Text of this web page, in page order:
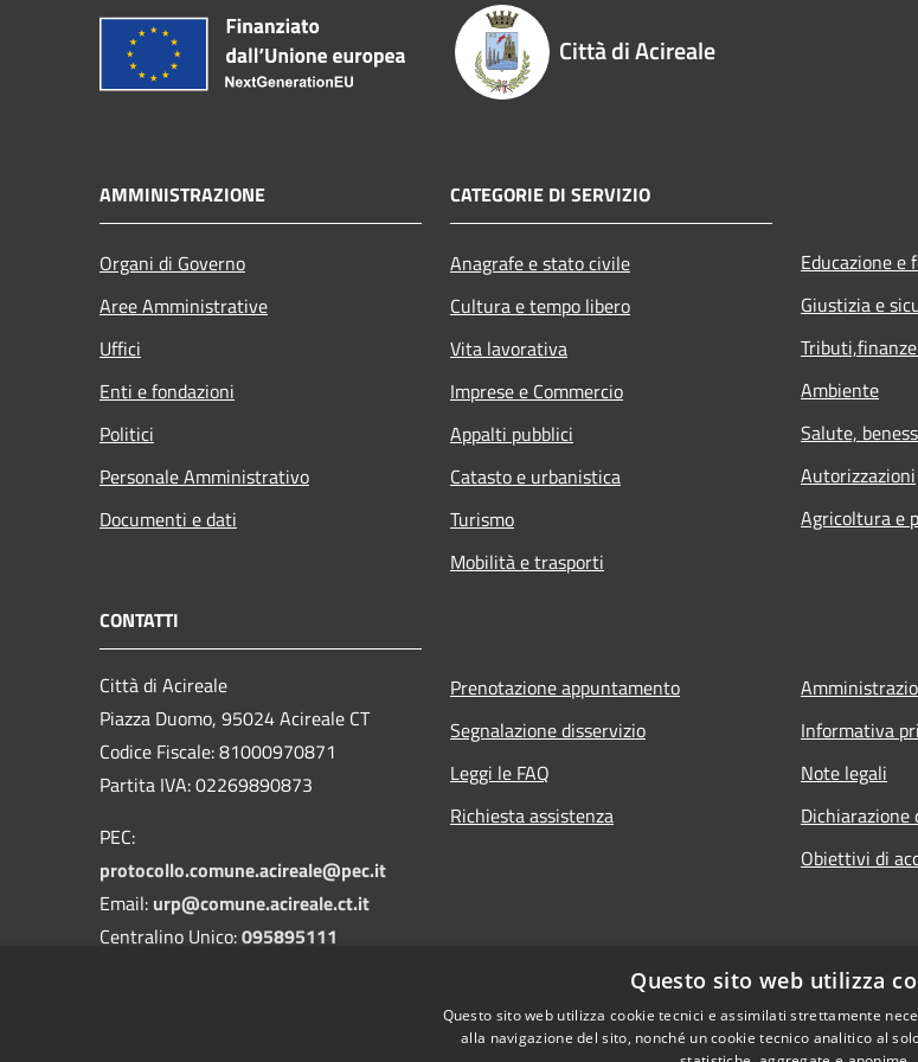
Città di Acireale
AMMINISTRAZIONE
Organi di Governo
Aree Amministrative
Uffici
Enti e fondazioni
Politici
Personale Amministrativo
Documenti e dati
CATEGORIE DI SERVIZIO
Anagrafe e stato civile
Cultura e tempo libero
Vita lavorativa
Imprese e Commercio
Appalti pubblici
Catasto e urbanistica
Turismo
Mobilità e trasporti
Educazione e
Giustizia e
Ambiente
Salute,
Autorizzazioni
Agricoltura e
CONTATTI
Città di Acireale
Piazza Duomo, 95024 Acireale CT
Codice Fiscale: 81000970871
Partita IVA: 02269890873
PEC:
protocollo.comune.acireale@pec.it
Email: urp@comune.acireale.ct.it
Centralino Unico:095895111
Prenotazione appuntamento
Segnalazione disservizio
Leggi le FAQ
Richiesta assistenza
Informativa
Note legali
Dichiarazione
Obiettivi di
Questo sito web utilizza
Questo sito web utilizza cookie tecnici e assimilati strettamente
alla navigazione del sito, nonché un cookie tecnico analitico al